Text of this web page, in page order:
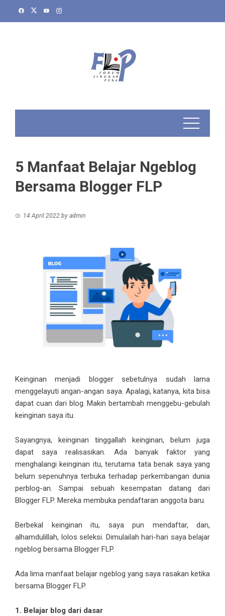
5 Manfaat Belajar Ngeblog
Bersama Blogger FLP
14 April 2022 by admin
Keinginan menjadi blogger sebetulnya sudah lama
menggelayuti angan-angan saya. Apalagi, katanya, kita bisa
dapat cuan dari blog. Makin bertambah menggebu-gebulah
keinginan saya itu.
Sayangnya, keinginan tinggallah keinginan, belum juga
dapat saya realisasikan. Ada banyak faktor yang
menghalangi keinginan itu, terutama tata benak saya yang
belum sepenuhnya terbuka terhadap perkembangan dunia
perblog-an. Sampai sebuah kesempatan datang dari
Blogger FLP. Mereka membuka pendaftaran anggota baru.
Berbekal keinginan itu, saya pun mendaftar, dan,
alhamdulillah, lolos seleksi. Dimulailah hari-hari saya belajar
ngeblog bersama Blogger FLP.
Ada lima manfaat belajar ngeblog yang saya rasakan ketika
bersama Blogger FLP.
1. Belajar blog dari dasar